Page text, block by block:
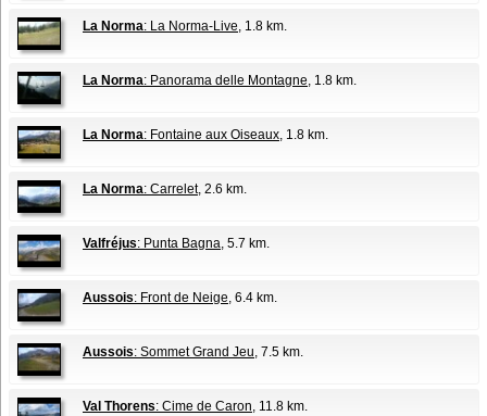
La Norma: La Norma-Live, 1.8 km.
La Norma: Panorama delle Montagne, 1.8 km.
La Norma: Fontaine aux Oiseaux, 1.8 km.
La Norma: Carrelet, 2.6 km.
Valfréjus: Punta Bagna, 5.7 km.
Aussois: Front de Neige, 6.4 km.
Aussois: Sommet Grand Jeu, 7.5 km.
Val Thorens: Cime de Caron, 11.8 km.